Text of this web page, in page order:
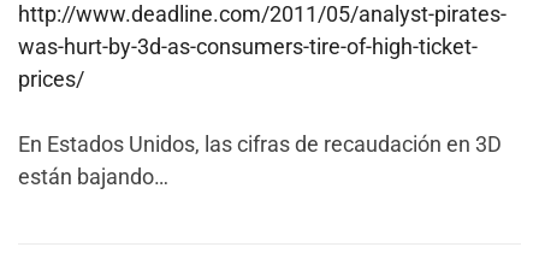
http://www.deadline.com/2011/05/analyst-pirates-
was-hurt-by-3d-as-consumers-tire-of-high-ticket-
prices/
En Estados Unidos, las cifras de recaudación en 3D
están bajando…